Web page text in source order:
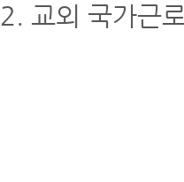
2. 교외 국가근